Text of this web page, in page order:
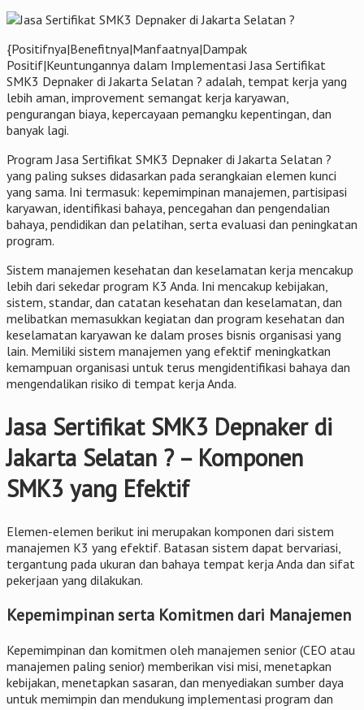
{Positifnya|Benefitnya|Manfaatnya|Dampak
Positif|Keuntungannya dalam Implementasi Jasa Sertifikat
SMK3 Depnaker di Jakarta Selatan ? adalah, tempat kerja yang
lebih aman, improvement semangat kerja karyawan,
pengurangan biaya, kepercayaan pemangku kepentingan, dan
banyak lagi.
Program Jasa Sertifikat SMK3 Depnaker di Jakarta Selatan ?
yang paling sukses didasarkan pada serangkaian elemen kunci
yang sama. Ini termasuk: kepemimpinan manajemen, partisipasi
karyawan, identifikasi bahaya, pencegahan dan pengendalian
bahaya, pendidikan dan pelatihan, serta evaluasi dan peningkatan
program.
Sistem manajemen kesehatan dan keselamatan kerja mencakup
lebih dari sekedar program K3 Anda. Ini mencakup kebijakan,
sistem, standar, dan catatan kesehatan dan keselamatan, dan
melibatkan memasukkan kegiatan dan program kesehatan dan
keselamatan karyawan ke dalam proses bisnis organisasi yang
lain. Memiliki sistem manajemen yang efektif meningkatkan
kemampuan organisasi untuk terus mengidentifikasi bahaya dan
mengendalikan risiko di tempat kerja Anda.
Jasa Sertifikat SMK3 Depnaker di
Jakarta Selatan ? – Komponen
SMK3 yang Efektif
Elemen-elemen berikut ini merupakan komponen dari sistem
manajemen K3 yang efektif. Batasan sistem dapat bervariasi,
tergantung pada ukuran dan bahaya tempat kerja Anda dan sifat
pekerjaan yang dilakukan.
Kepemimpinan serta Komitmen dari Manajemen
Kepemimpinan dan komitmen oleh manajemen senior (CEO atau
manajemen paling senior) memberikan visi misi, menetapkan
kebijakan, menetapkan sasaran, dan menyediakan sumber daya
untuk memimpin dan mendukung implementasi program dan